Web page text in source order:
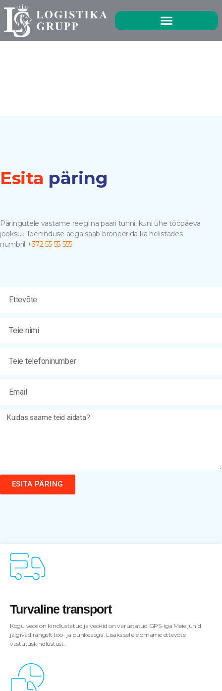
Esita päring
Päringutele vastame reeglina paari tunni, kuni ühe tööpäeva
jooksul. Teeninduse aega saab broneerida ka helistades
numbril +372 55 55 555
ESITA PÄRING
Turvaline transport
Kogu veos on kindlustatud ja veokid on varustatud GPS-iga Meie juhid
jälgivad rangelt töö- ja puhkeaega. Lisaks sellele omame ettevõte
vastutuskindlustust.